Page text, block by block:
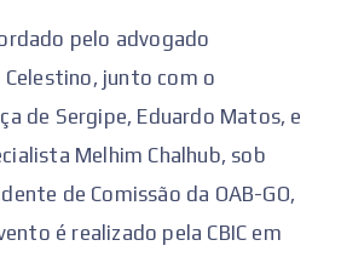
pelo advogado
junto com o
de Sergipe, Eduardo Matos, e
Melhim Chalhub, sob
de Comissão da OAB-GO,
é realizado pela CBIC em